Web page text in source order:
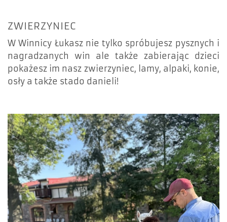
ZWIERZYNIEC
W Winnicy Łukasz nie tylko spróbujesz pysznych i
nagradzanych win ale także zabierając dzieci
pokażesz im nasz zwierzyniec, lamy, alpaki, konie,
osły a także stado danieli!